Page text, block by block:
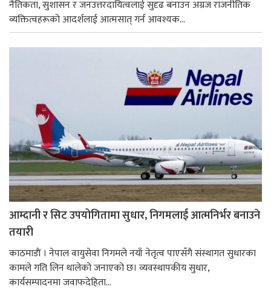
नैतिकता, सुशासन र जनउत्तरदायित्वलाई सुदृढ बनाउन अग्रज राजनीतिक
व्यक्तित्वहरूको आदर्शलाई आत्मसात् गर्न आवश्यक...
आम्दानी र सिट उपयोगितामा सुधार, निगमलाई आत्मनिर्भर बनाउने
तयारी
काठमाडाैं । नेपाल वायुसेवा निगमले नयाँ नेतृत्व पाएसँगै संस्थागत सुधारका
कामले गति लिन थालेको जनाएको छ। व्यवस्थापकीय सुधार,
कार्यसम्पादनमा जवाफदेहिता...